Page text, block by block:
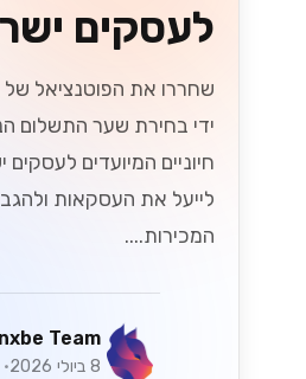
לעסקים
שחררו את הפוטנציאל
ידי בחירת שער התשלום
חיוניים המיועדים לעסקים
לייעל את העסקאות
המכירות....
Team
8 ביולי 2026 • 5 דק׳ קריאה